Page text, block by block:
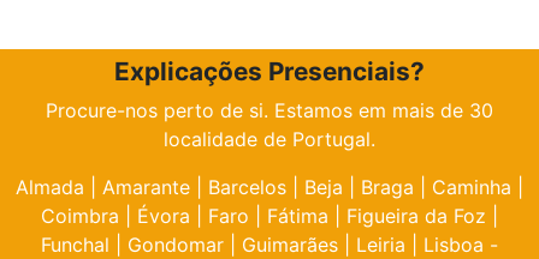
Explicações Presenciais?
Procure-nos perto de si. Estamos em mais de 30
localidade de Portugal.
Almada
Amarante Barcelos Beja Braga Caminha
Coimbra
Évora Faro Fátima Figueira da Foz
Funchal
Gondomar Guimarães Leiria
Lisboa -